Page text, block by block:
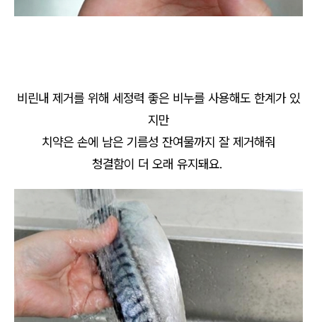
비린내 제거를 위해 세정력 좋은 비누를 사용해도 한계가 있
지만
치약은 손에 남은 기름성 잔여물까지 잘 제거해줘
청결함이 더 오래 유지돼요.